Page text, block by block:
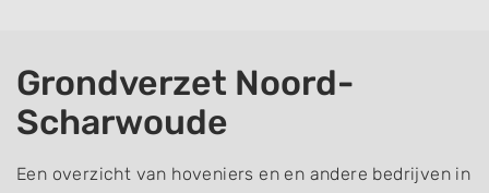
Grondverzet Noord-
Scharwoude
Een overzicht van hoveniers en en andere bedrijven in